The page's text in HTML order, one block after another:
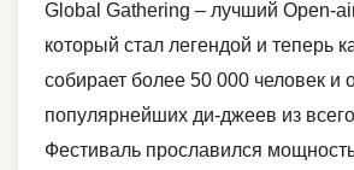
Global Gathering – лучший Оpen-
который стал легендой и теперь
собирает более 50 000 человек и
популярнейших ди-джеев из
Фестиваль прославился